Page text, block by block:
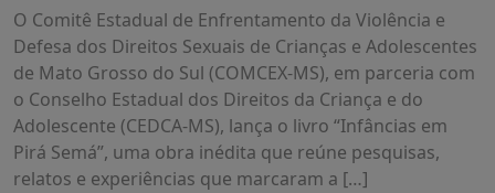
O Comitê Estadual de Enfrentamento da Violência e
Defesa dos Direitos Sexuais de Crianças e Adolescentes
de Mato Grosso do Sul (COMCEX-MS), em parceria com
o Conselho Estadual dos Direitos da Criança e do
Adolescente (CEDCA-MS), lança o livro “Infâncias em
Pirá Semá”, uma obra inédita que reúne pesquisas,
relatos e experiências que marcaram a […]